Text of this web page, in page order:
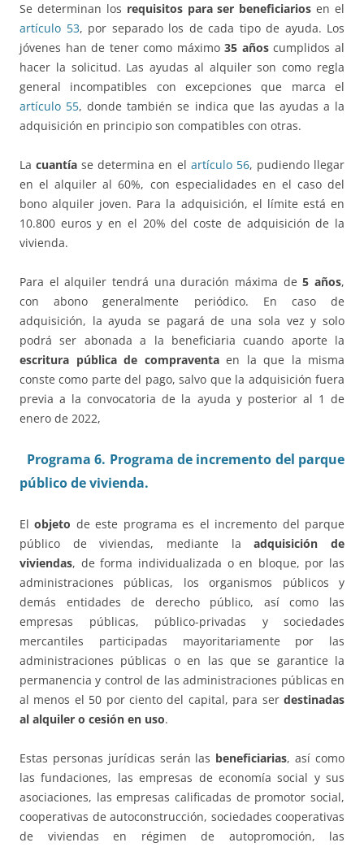
Se determinan los requisitos para ser beneficiarios en el
artículo 53, por separado los de cada tipo de ayuda. Los
jóvenes han de tener como máximo35 añoscumplidos al
hacer la solicitud. Las ayudas al alquiler son como regla
general incompatibles con excepciones que marca el
artículo 55, donde también se indica que las ayudas a la
adquisición en principio son compatibles con otras.
Lacuantía se determina en el artículo 56, pudiendo llegar
en el alquiler al 60%, con especialidades en el caso del
bono alquiler joven. Para la adquisición, el límite está en
10.800 euros y en el 20% del coste de adquisición de la
vivienda.
Para el alquiler tendrá una duración máxima de5 años,
con abono generalmente periódico. En caso de
adquisición, la ayuda se pagará de una sola vez y solo
podrá ser abonada a la beneficiaria cuando aporte la
escritura pública de compraventaen la que la misma
conste como parte del pago, salvo que la adquisición fuera
previa a la convocatoria de la ayuda y posterior al 1 de
enero de 2022,
Programa 6. Programa de incremento del parque
público de vivienda.
Elobjeto de este programa es el incremento del parque
público de viviendas, mediante laadquisición de
viviendas, de forma individualizada o en bloque, por las
administraciones públicas, los organismos públicos y
demás entidades de derecho público, así como las
empresas públicas, público-privadas y sociedades
mercantiles participadas mayoritariamente por las
administraciones públicas o en las que se garantice la
permanencia y control de las administraciones públicas en
al menos el 50 por ciento del capital, para ser destinadas
al alquiler o cesión en uso.
Estas personas jurídicas serán las beneficiarias, así como
las fundaciones, las empresas de economía social y sus
asociaciones, las empresas calificadas de promotor social,
cooperativas de autoconstrucción, sociedades cooperativas
de viviendas en régimen de autopromoción, las